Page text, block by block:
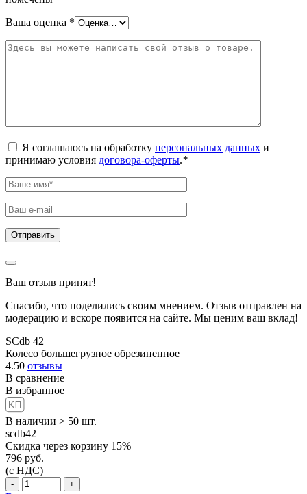
Ваша оценка *
Я соглашаюсь на обработку персональных данных и
принимаю условия договора-оферты.*
Ваш отзыв принят!
Спасибо, что поделились своим мнением. Отзыв отправлен на
модерацию и вскоре появится на сайте. Мы ценим ваш вклад!
SCdb 42
Колесо большегрузное обрезиненное
4.50 отзывы
В сравнение
В избранное
В наличии > 50 шт.
scdb42
Скидка через корзину 15%
796 руб.
(с НДС)
- +